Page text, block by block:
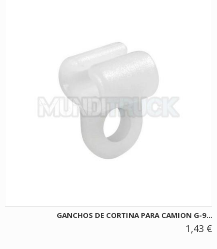
GANCHOS DE CORTINA PARA CAMION G-9...
1,43 €